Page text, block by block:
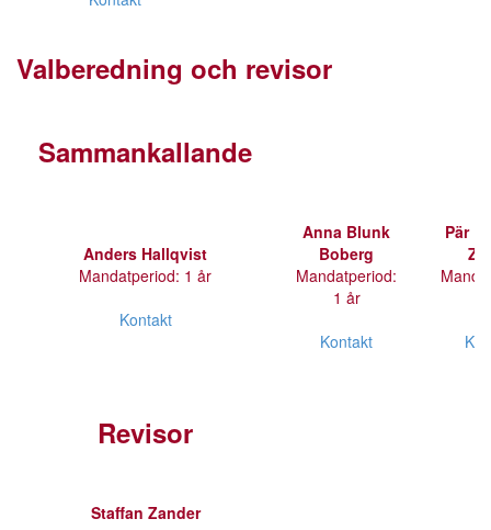
Valberedning och revisor
Sammankallande
Anders Hallqvist
Mandatperiod: 1 år
Kontakt
Anna Blunk
Boberg
Mandatperiod:
1 år
Kontakt
Pär
Revisor
Staffan Zander